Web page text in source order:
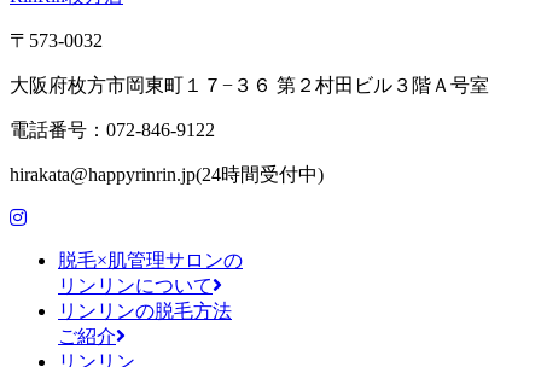
〒573-0032
大阪府枚方市岡東町１７−３６ 第２村田ビル３階Ａ号室
電話番号：072-846-9122
hirakata@happyrinrin.jp(24時間受付中)
脱毛×肌管理サロンの
リンリンについて
リンリンの脱毛方法
ご紹介
リンリン